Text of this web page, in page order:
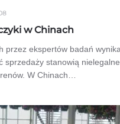
w Chinach
przez ekspertów badań
sprzedaży stanowią
W Chinach…